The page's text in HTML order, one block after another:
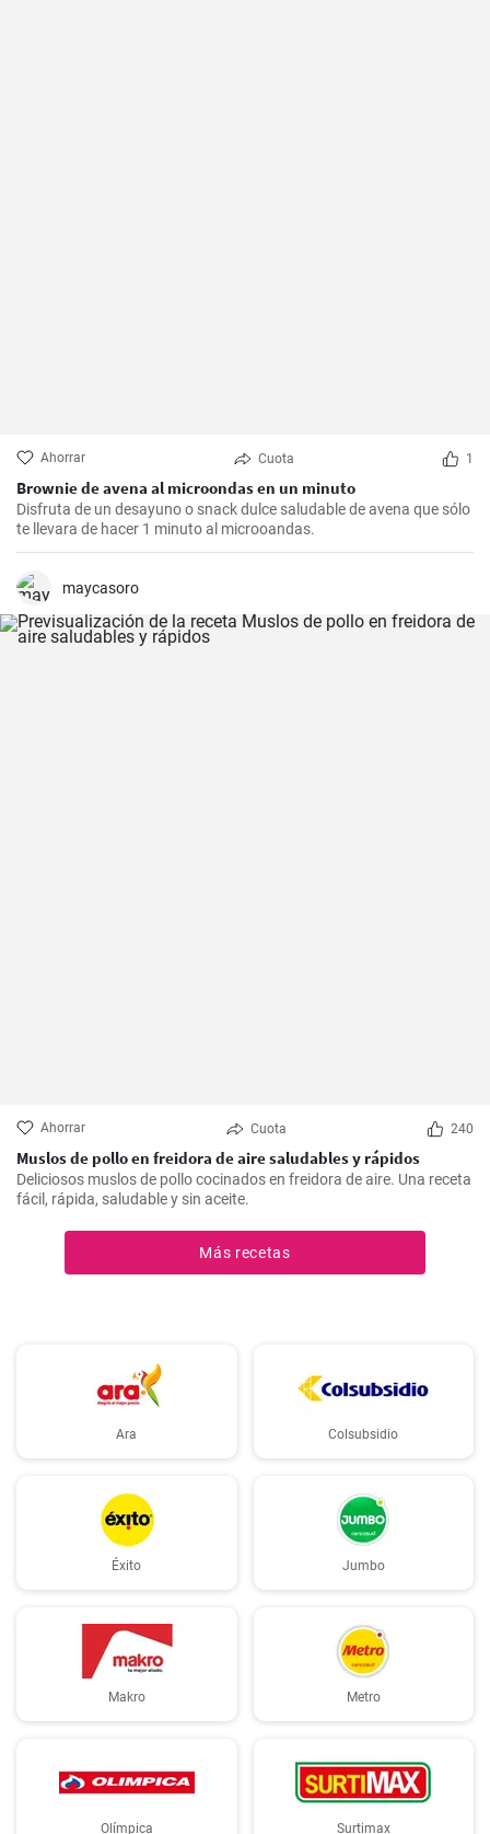
Ahorrar Cuota 1
Brownie de avena al microondas en un minuto
Disfruta de un desayuno o snack dulce saludable de avena que sólo
te llevara de hacer 1 minuto al microoandas.
maycasoro
Ahorrar Cuota 240
Muslos de pollo en freidora de aire saludables y rápidos
Deliciosos muslos de pollo cocinados en freidora de aire. Una receta
fácil, rápida, saludable y sin aceite.
Más recetas
Ara Colsubsidio
Éxito Jumbo
Makro Metro
Olímpica Surtimax